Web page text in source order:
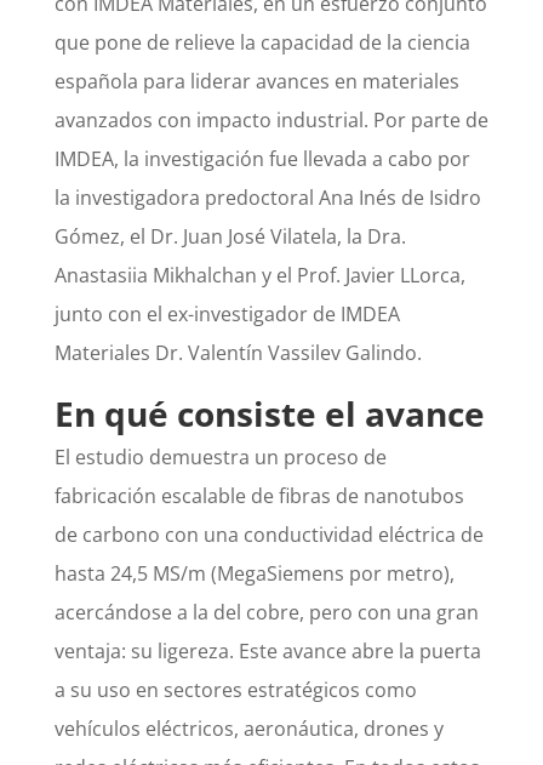
que pone de relieve la capacidad de la ciencia
española para liderar avances en materiales
avanzados con impacto industrial. Por parte de
IMDEA, la investigación fue llevada a cabo por
la investigadora predoctoral Ana Inés de Isidro
Gómez, el Dr. Juan José Vilatela, la Dra.
Anastasiia Mikhalchan y el Prof. Javier LLorca,
junto con el ex-investigador de IMDEA
Materiales Dr. Valentín Vassilev Galindo.
En qué consiste el avance
El estudio demuestra un proceso de
fabricación escalable de fibras de nanotubos
de carbono con una conductividad eléctrica de
hasta 24,5 MS/m (MegaSiemens por metro),
acercándose a la del cobre, pero con una gran
ventaja: su ligereza. Este avance abre la puerta
a su uso en sectores estratégicos como
vehículos eléctricos, aeronáutica, drones y